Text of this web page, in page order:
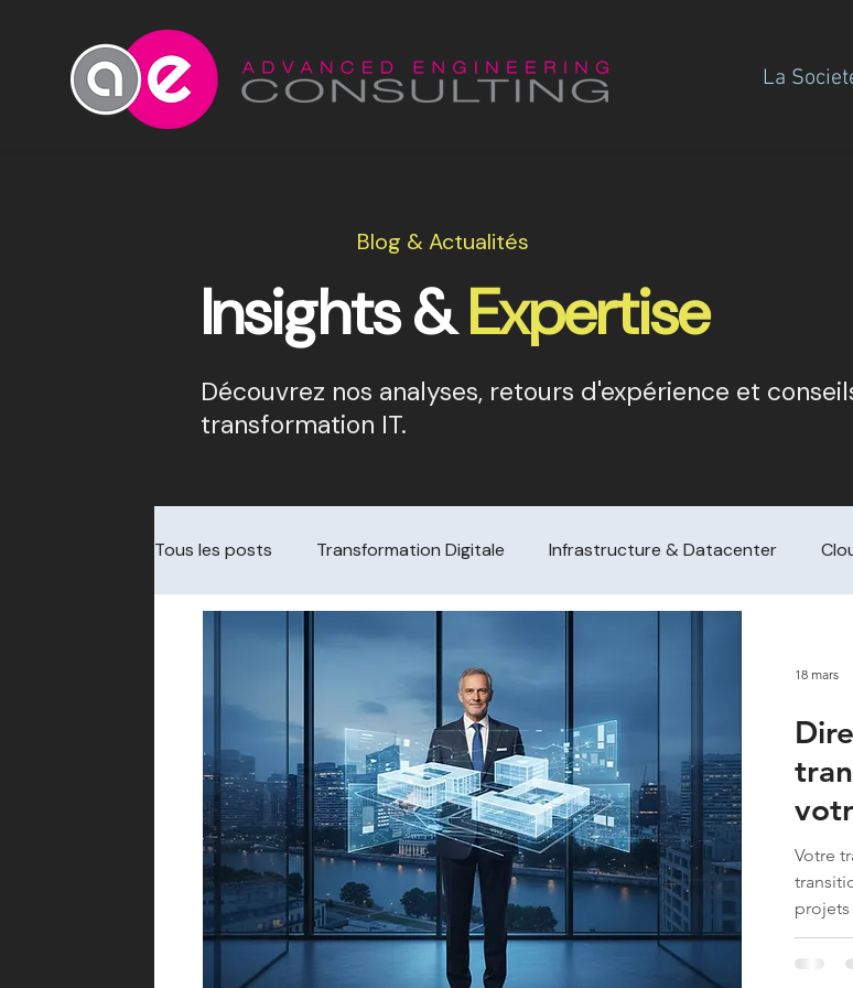
La
Blog & Actualités
Insights &Expertise
Découvrez nos analyses, retours d'expérience et
transformation IT.
Tous les posts Transformation Digitale Infrastructure & Datacenter
Cybersécurité & Audit
Data & Analytics Choix de prestataire Achat de conseil (guides
Transformation / change Redressement / turnaround & croissa
ITSM / Service Management Change & adoption M&A / intégration IT
18 mars
Votre